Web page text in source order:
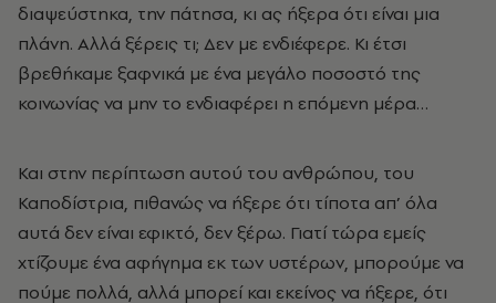
διαψεύστηκα, την πάτησα, κι ας ήξερα ότι είναι μια
πλάνη. Αλλά ξέρεις τι; Δεν με ενδιέφερε. Κι έτσι
βρεθήκαμε ξαφνικά με ένα μεγάλο ποσοστό της
κοινωνίας να μην το ενδιαφέρει η επόμενη μέρα…
Και στην περίπτωση αυτού του ανθρώπου, του
Καποδίστρια, πιθανώς να ήξερε ότι τίποτα απ’ όλα
αυτά δεν είναι εφικτό, δεν ξέρω. Γιατί τώρα εμείς
χτίζουμε ένα αφήγημα εκ των υστέρων, μπορούμε να
πούμε πολλά, αλλά μπορεί και εκείνος να ήξερε, ότι